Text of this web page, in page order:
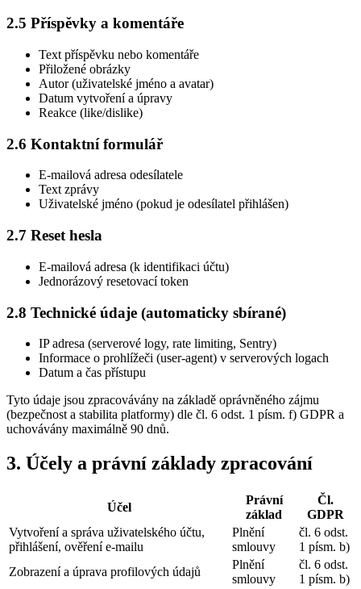
2.5 Příspěvky a komentáře
Text příspěvku nebo komentáře
Přiložené obrázky
Autor (uživatelské jméno a avatar)
Datum vytvoření a úpravy
Reakce (like/dislike)
2.6 Kontaktní formulář
E-mailová adresa odesílatele
Text zprávy
Uživatelské jméno (pokud je odesílatel přihlášen)
2.7 Reset hesla
E-mailová adresa (k identifikaci účtu)
Jednorázový resetovací token
2.8 Technické údaje (automaticky sbírané)
IP adresa (serverové logy, rate limiting, Sentry)
Informace o prohlížeči (user-agent) v serverových logach
Datum a čas přístupu
Tyto údaje jsou zpracovávány na základě oprávněného zájmu
(bezpečnost a stabilita platformy) dle čl. 6 odst. 1 písm. f) GDPR a
uchovávány maximálně 90 dnů.
3. Účely a právní základy zpracování
Účel
Právní
základ
Čl.
GDPR
Vytvoření a správa uživatelského účtu,
přihlášení, ověření e-mailu
Plnění
smlouvy
čl. 6 odst.
1 písm. b)
Zobrazení a úprava profilových údajů
Plnění
smlouvy
čl. 6 odst.
1 písm. b)